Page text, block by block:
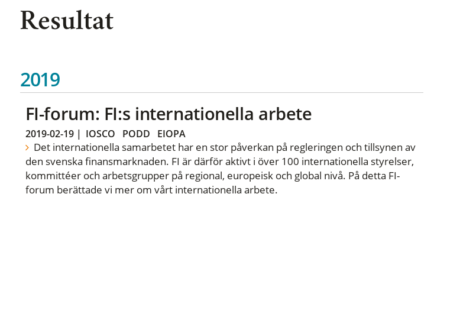
Resultat
2019
FI-forum: FI:s internationella arbete
2019-02-19| IOSCO PODD EIOPA
Det internationella samarbetet har en stor påverkan på regleringen och tillsynen av
den svenska finansmarknaden. FI är därför aktivt i över 100 internationella styrelser,
kommittéer och arbetsgrupper på regional, europeisk och global nivå. På detta FI-
forum berättade vi mer om vårt internationella arbete.